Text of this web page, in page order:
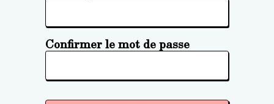
Confirmer le mot de passe